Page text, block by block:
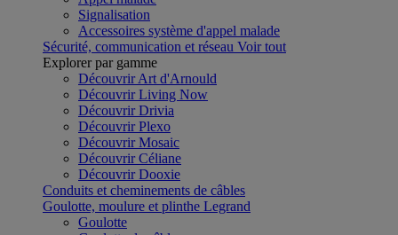
Signalisation
Accessoires système d'appel malade
Sécurité, communication et réseau Voir tout
Explorer par gamme
Découvrir Art d'Arnould
Découvrir Living Now
Découvrir Drivia
Découvrir Plexo
Découvrir Mosaic
Découvrir Céliane
Découvrir Dooxie
Conduits et cheminements de câbles
Goulotte, moulure et plinthe Legrand
Goulotte